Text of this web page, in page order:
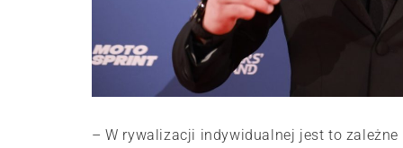
– W rywalizacji indywidualnej jest to